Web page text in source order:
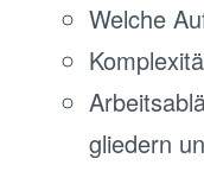
Welche
gliedern